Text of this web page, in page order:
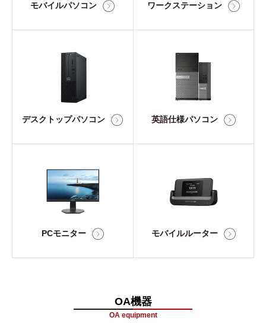
モバイルパソコン ワークステーション
デスクトップパソコン 英語仕様パソコン
PCモニター モバイルルーター
OA機器
OA equipment